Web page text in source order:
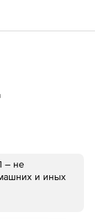
– не
и иных